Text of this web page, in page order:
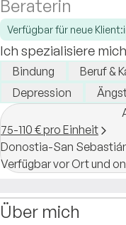
Beraterin
Verfügbar für neue
Ich spezialisiere
Bindung Beruf &
Depression
75-110 € pro Einheit
Donostia-San
Verfügbar vor Ort und
Über mich